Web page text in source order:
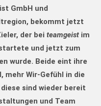
GmbH und
bekommt jetzt
der bei teamgeist im
und jetzt zum
wurde. Beide eint ihre
mehr Wir-Gefühl in die
sind wieder bereit
und Team